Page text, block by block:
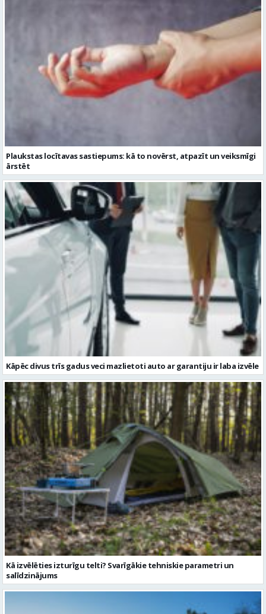
Plaukstas locītavas sastiepums: kā to novērst, atpazīt un veiksmīgi
Kāpēc divus trīs gadus veci mazlietoti auto ar garantiju ir laba izvēle
Kā izvēlēties izturīgu telti? Svarīgākie tehniskie parametri un
salīdzinājums